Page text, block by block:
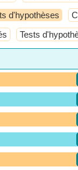
d'hypothèses
Tests